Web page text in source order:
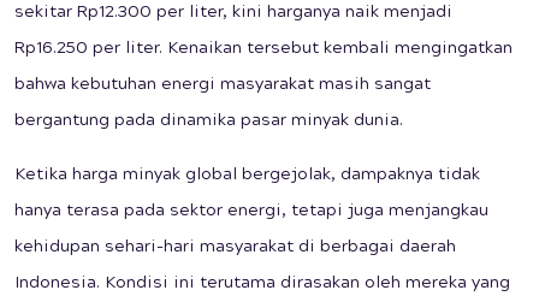
sekitar Rp12.300 per liter, kini harganya naik menjadi
Rp16.250 per liter. Kenaikan tersebut kembali mengingatkan
bahwa kebutuhan energi masyarakat masih sangat
bergantung pada dinamika pasar minyak dunia.
Ketika harga minyak global bergejolak, dampaknya tidak
hanya terasa pada sektor energi, tetapi juga menjangkau
kehidupan sehari-hari masyarakat di berbagai daerah
Indonesia. Kondisi ini terutama dirasakan oleh mereka yang